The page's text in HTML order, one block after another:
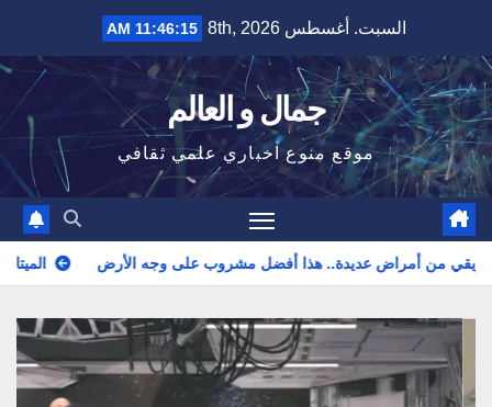
content
السبت. أغسطس 8th, 2026 11:46:16 AM
جمال و العالم
موقع منوع اخباري علمي ثقافي
الميتافيرس.. قفزة هذا أفضل مشروب على وجه الأرض